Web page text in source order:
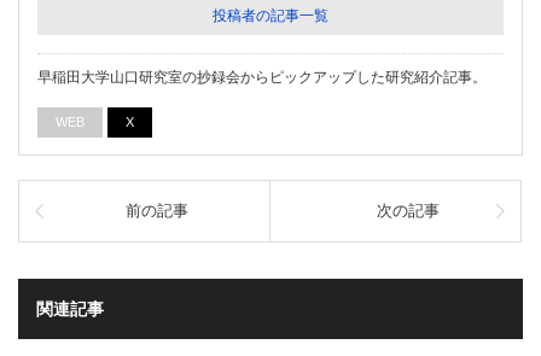
投稿者の記事一覧
早稲田大学山口研究室の抄録会からピックアップした研究紹介記事。
WEB X
前の記事 次の記事
関連記事